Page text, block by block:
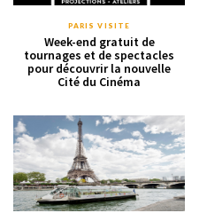
PARIS VISITE
Week-end gratuit de
tournages et de spectacles
pour découvrir la nouvelle
Cité du Cinéma